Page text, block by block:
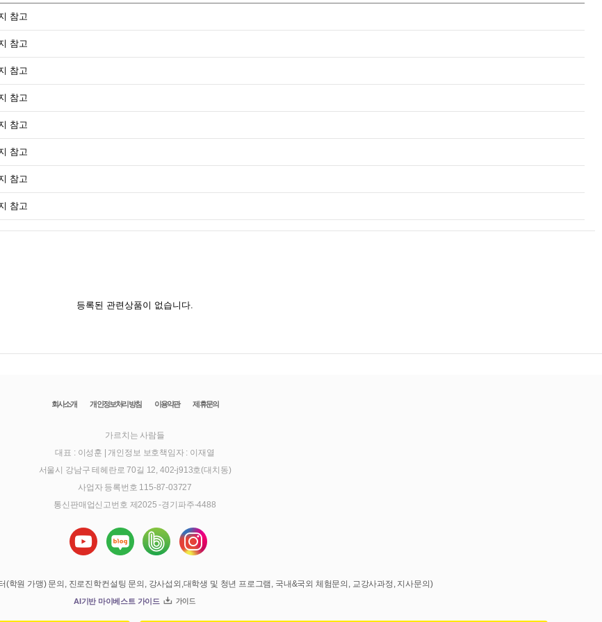
참고
참고
참고
참고
참고
참고
참고
참고
등록된 관련상품이 없습니다.
회사소개 개인정보처리방침 이용약관 제휴문의
가르치는 사람들
대표 : 이성훈
개인정보 보호책임자 : 이재열
서울시 강남구 테헤란로 70길 12, 402-j913호(대치동)
사업자 등록번호 115-87-03727
통신판매업신고번호 제2025 -경기파주-4488
학원 가맹) 문의, 진로진학컨설팅 문의, 강사섭외,대학생 및 청년 프로그램, 국내&국외 체험문의, 교강사과정, 지사문의)
AI기반 마이베스트 가이드 가이드